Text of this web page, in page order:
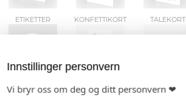
ETIKETTER KONFETTIKORT TALEKORT
Innstillinger personvern
Vi bryr oss om deg og ditt personvern ❤